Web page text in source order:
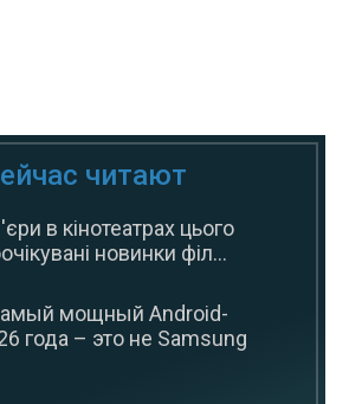
читают
в кінотеатрах цього
новинки філ...
мощный Android-
года – это не Samsung